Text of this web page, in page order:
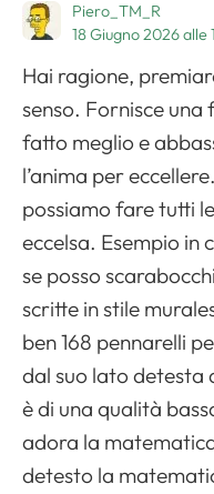
Piero_TM_R
18 Giugno 2026 alle
Hai ragione,
senso. Fornisce
fatto meglio e
l’anima per
possiamo fare tutti
eccelsa. Esempio in
se posso
scritte in stile
ben 168 pennarelli
dal suo lato detesta
è di una qualità
adora la
detesto la